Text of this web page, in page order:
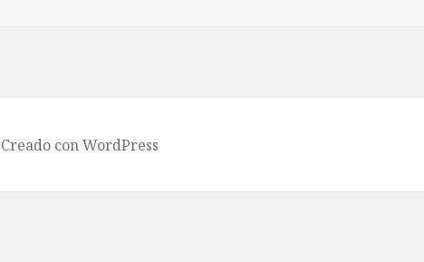
Creado con WordPress